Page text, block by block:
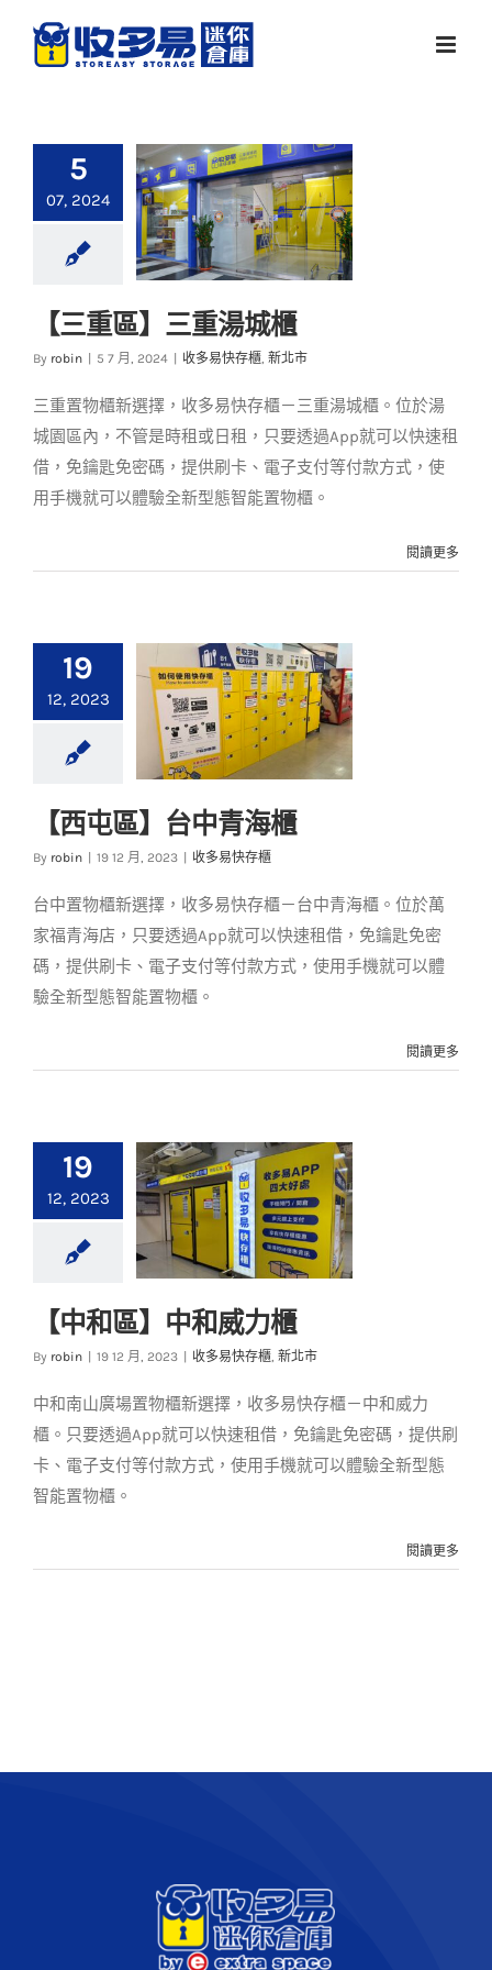
5
07, 2024
【三重區】三重湯城
收多易快存櫃 新北市
【三重區】三重湯城櫃
By robin 5 7 月, 2024 收多易快存櫃, 新北市
三重置物櫃新選擇，收多易快存櫃－三重湯城櫃。位於湯
城園區內，不管是時租或日租，只要透過App就可以快速租
借，免鑰匙免密碼，提供刷卡、電子支付等付款方式，使
用手機就可以體驗全新型態智能置物櫃。
閱讀更多
19
12, 2023
【西屯區】台中青海
收多易快存櫃
【西屯區】台中青海櫃
By robin 19 12 月, 2023 收多易快存櫃
台中置物櫃新選擇，收多易快存櫃－台中青海櫃。位於萬
家福青海店，只要透過App就可以快速租借，免鑰匙免密
碼，提供刷卡、電子支付等付款方式，使用手機就可以體
驗全新型態智能置物櫃。
閱讀更多
19
12, 2023
【中和區】中和威力
收多易快存櫃 新北市
【中和區】中和威力櫃
By robin 19 12 月, 2023 收多易快存櫃, 新北市
中和南山廣場置物櫃新選擇，收多易快存櫃－中和威力
櫃。只要透過App就可以快速租借，免鑰匙免密碼，提供刷
卡、電子支付等付款方式，使用手機就可以體驗全新型態
智能置物櫃。
閱讀更多